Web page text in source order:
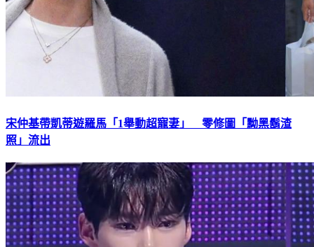
宋仲基帶凱蒂遊羅馬「1舉動超寵妻」 零修圖「黝黑鬍渣
照」流出